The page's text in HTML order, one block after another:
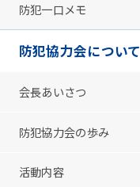
防犯一口メモ
防犯協力会について
会長あいさつ
防犯協力会の歩み
活動内容